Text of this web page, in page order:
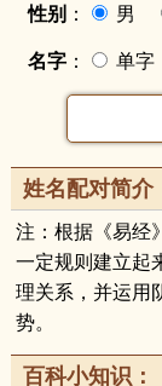
性别 ： 男
名字： 单字
姓名配对简介
注：根据《易经
一定规则建立起
理关系，并运用
势。
百科小知识：